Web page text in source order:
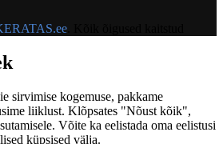
sirvimise kogemuse, pakkame
liiklust. Klõpsates "Nõust kõik",
Võite ka eelistada oma eelistusi
küpsised välja.